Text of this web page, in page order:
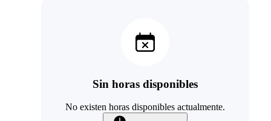
Sin horas disponibles
No existen horas disponibles actualmente.